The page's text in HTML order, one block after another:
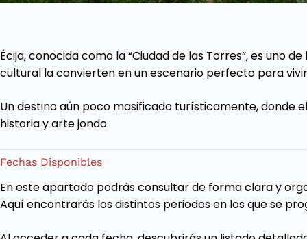
Écija, conocida como la “Ciudad de las Torres”, es uno
cultural la convierten en un escenario perfecto para
Un destino aún poco masificado turísticamente, donde
historia y arte jondo.
Fechas Disponibles
En este apartado podrás consultar de forma clara y
Aquí encontrarás los distintos periodos en los que se